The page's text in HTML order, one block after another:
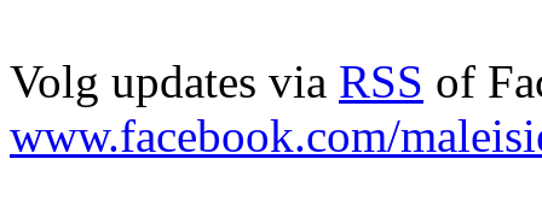
Volg updates via RSS of
www.facebook.com/